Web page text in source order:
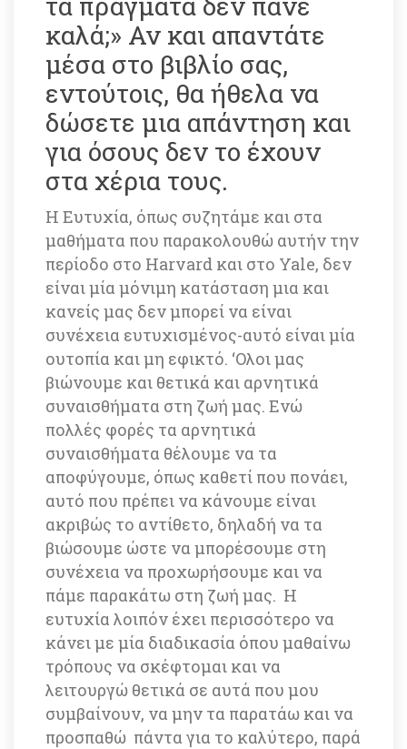
καλά;» Αν και απαντάτε
μέσα στο βιβλίο σας,
εντούτοις, θα ήθελα να
δώσετε μια απάντηση και
για όσους δεν το έχουν
στα χέρια τους.
Η Ευτυχία, όπως συζητάμε και στα
μαθήματα που παρακολουθώ αυτήν την
περίοδο στο Harvard και στο Yale, δεν
είναι μία μόνιμη κατάσταση μια και
κανείς μας δεν μπορεί να είναι
συνέχεια ευτυχισμένος-αυτό είναι μία
ουτοπία και μη εφικτό. ‘Ολοι μας
βιώνουμε και θετικά και αρνητικά
συναισθήματα στη ζωή μας. Ενώ
πολλές φορές τα αρνητικά
συναισθήματα θέλουμε να τα
αποφύγουμε, όπως καθετί που πονάει,
αυτό που πρέπει να κάνουμε είναι
ακριβώς το αντίθετο, δηλαδή να τα
βιώσουμε ώστε να μπορέσουμε στη
συνέχεια να προχωρήσουμε και να
πάμε παρακάτω στη ζωή μας. Η
ευτυχία λοιπόν έχει περισσότερο να
κάνει με μία διαδικασία όπου μαθαίνω
τρόπους να σκέφτομαι και να
λειτουργώ θετικά σε αυτά που μου
συμβαίνουν, να μην τα παρατάω και να
προσπαθώ πάντα για το καλύτερο, παρά